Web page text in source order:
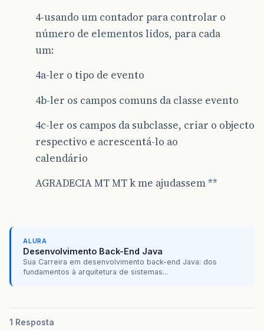
4-usando um contador para controlar o
número de elementos lidos, para cada
um:
4a-ler o tipo de evento
4b-ler os campos comuns da classe evento
4c-ler os campos da subclasse, criar o objecto
respectivo e acrescentá-lo ao
calendário
AGRADECIA MT MT k me ajudassem **
ALURA
Desenvolvimento Back-End Java
Sua Carreira em desenvolvimento back-end Java: dos
fundamentos à arquitetura de sistemas...
1 Resposta